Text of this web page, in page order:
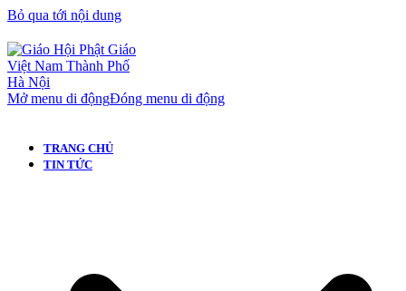
Bỏ qua tới nội dung
Mở menu di độngĐóng menu di động
TRANG CHỦ
TIN TỨC